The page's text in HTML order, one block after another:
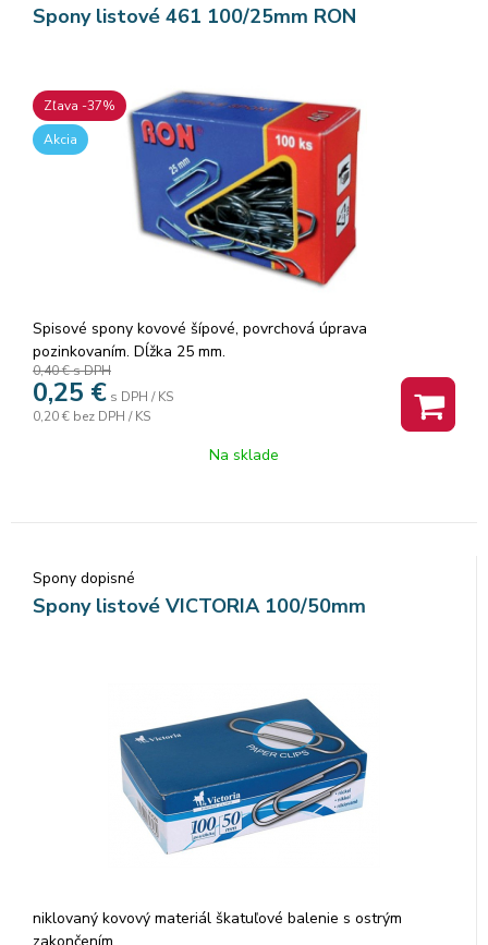
Spony listové 461 100/25mm RON
Zľava -37%
Akcia
Spisové spony kovové šípové, povrchová úprava
pozinkovaním. Dĺžka 25 mm.
0,40 €s DPH
0,25 € s DPH / KS
0,20 € bez DPH / KS
Na sklade
Spony dopisné
Spony listové VICTORIA 100/50mm
niklovaný kovový materiál škatuľové balenie s ostrým
zakončením